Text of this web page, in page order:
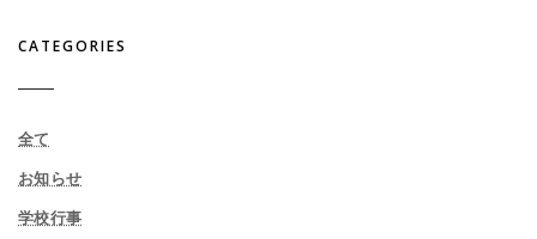
CATEGORIES
全て
お知らせ
学校行事